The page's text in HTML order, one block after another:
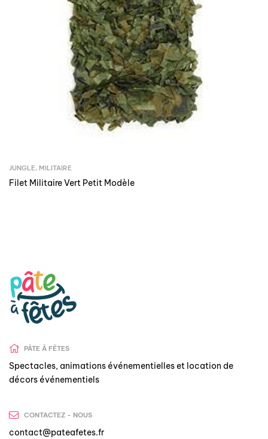
JUNGLE, MILITAIRE
Filet Militaire Vert Petit Modèle
PÂTE Â FÊTES
Spectacles, animations événementielles et location de
décors événementiels
CONTACTEZ - NOUS
contact@pateafetes.fr